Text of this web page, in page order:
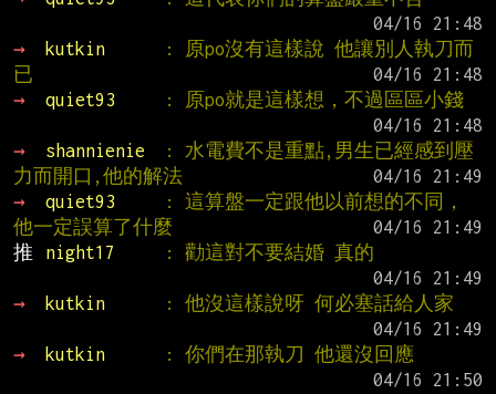
→
kutkin
: 原po沒有這樣說 他讓別人執刀而
已
→
quiet93
: 原po就是這樣想，不過區區小錢
→
shannienie
: 水電費不是重點,男生已經感到壓
力而開口,他的解法
→
quiet93
: 這算盤一定跟他以前想的不同，
他一定誤算了什麼
推
night17
: 勸這對不要結婚 真的
→
kutkin
: 他沒這樣說呀 何必塞話給人家
→
kutkin
: 你們在那執刀 他還沒回應